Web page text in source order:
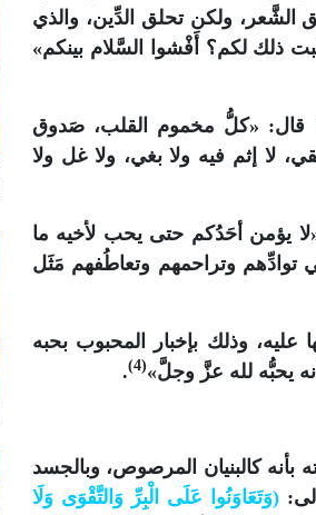
الشَّعر، ولكن تحلق الدِّين، والذي
ذلك لكم؟ أَفْشوا السَّلام بينكم»
قال: «كلُّ مخموم القلب، صَدوق
لا إثم فيه ولا بغي، ولا غل ولا
يؤمن أحَدُكم حتى يحب لأخيه ما
توادِّهم وتراحمهم وتعاطُفهم مَثَل
وذلك بإخبار المحبوب بحبه
يحبُّه لله عزَّ وجلَّ»(4)
.
بأنه كالبنيان المرصوص، وبالجسد
(وَتَعَاوَنُوا عَلَى الْبِرِّ وَالتَّقْوَى وَلَا